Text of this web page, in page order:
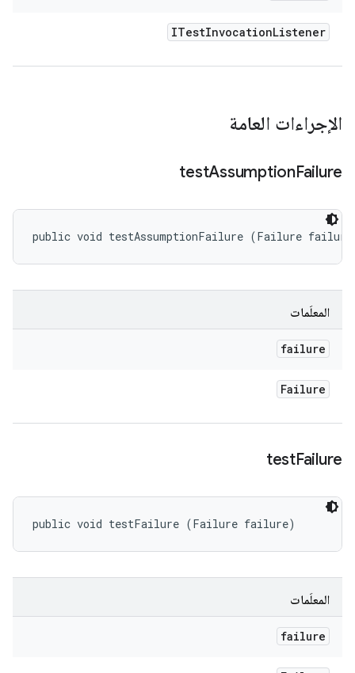
ITestInvocationListener
الإجراءات العامة
testAssumptionFailure
public void testAssumptionFailure (Failure
المعلَمات
failure
Failure
testFailure
public void testFailure (Failure failure)
المعلَمات
failure